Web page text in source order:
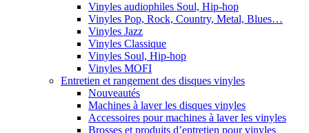
Vinyles audiophiles Soul, Hip-hop
Vinyles Pop, Rock, Country, Metal, Blues…
Vinyles Jazz
Vinyles Classique
Vinyles Soul, Hip-hop
Vinyles MOFI
Entretien et rangement des disques vinyles
Nouveautés
Machines à laver les disques vinyles
Accessoires pour machines à laver les vinyles
Brosses et produits d’entretien pour vinyles